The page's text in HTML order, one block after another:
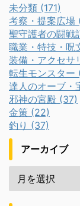
未分類 (171)
考察・提案広場
聖守護者の闘戦
職業・特技・呪
装備・アクセサ
転生モンスター
達人のオーブ・
邪神の宮殿 (37)
金策 (22)
釣り (37)
アーカイブ